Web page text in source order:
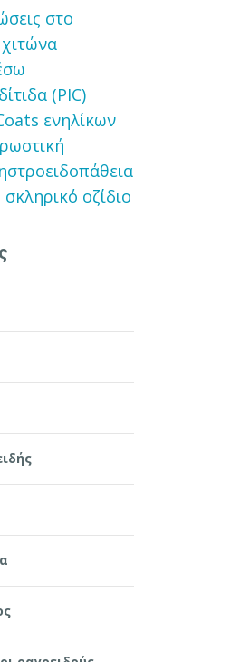
στο
(PIC)
ενηλίκων
σκληρικό οζίδιο